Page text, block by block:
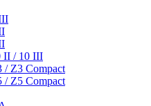
II / 10 III
/ Z3 Compact
/ Z5 Compact